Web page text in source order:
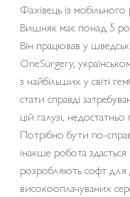
Фахівець із
Вишняк має понад 5
Він працював у
OneSurgery,
з найбільших у світі
стати справді
цій галузі,
Потрібно бути по-
інакше робота
розробляють софт для
високооплачуваних